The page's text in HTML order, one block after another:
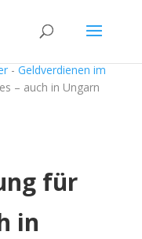
-Geldverdienen im
– auch in Ungarn
für
in